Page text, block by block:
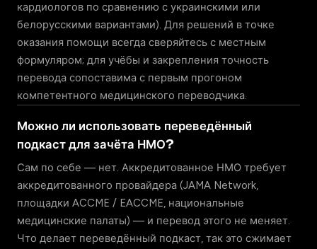
кардиологов по сравнению с украинскими или
белорусскими вариантами). Для решений в точке
оказания помощи всегда сверяйтесь с местным
формуляром; для учёбы и закрепления точность
перевода сопоставима с первым прогоном
компетентного медицинского переводчика.
Можно ли использовать переведённый
подкаст для зачёта НМО?
Сам по себе — нет. Аккредитованное НМО требует
аккредитованного провайдера (JAMA Network,
площадки ACCME / EACCME, национальные
медицинские палаты) — и перевод этого не меняет.
Что делает переведённый подкаст, так это сжимает